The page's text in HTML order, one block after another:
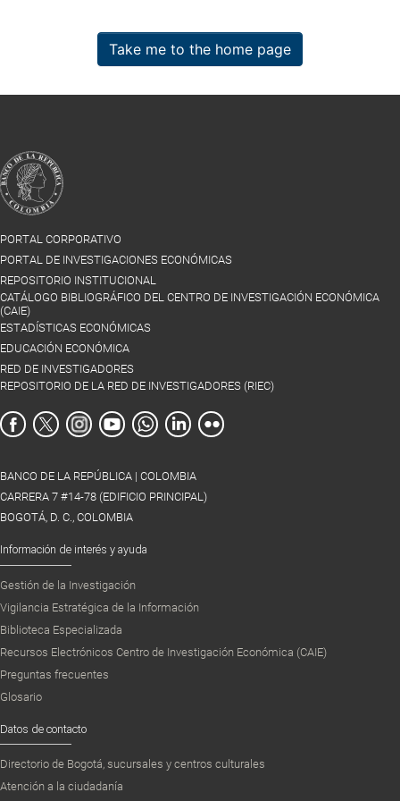
Take me to the home page
PORTAL CORPORATIVO
PORTAL DE INVESTIGACIONES ECONÓMICAS
REPOSITORIO INSTITUCIONAL
CATÁLOGO BIBLIOGRÁFICO DEL CENTRO DE INVESTIGACIÓN ECONÓMICA
(CAIE)
ESTADÍSTICAS ECONÓMICAS
EDUCACIÓN ECONÓMICA
RED DE INVESTIGADORES
REPOSITORIO DE LA RED DE INVESTIGADORES (RIEC)
BANCO DE LA REPÚBLICA | COLOMBIA
CARRERA 7 #14-78 (EDIFICIO PRINCIPAL)
BOGOTÁ, D. C., COLOMBIA
Información de interés y ayuda
Gestión de la Investigación
Vigilancia Estratégica de la Información
Biblioteca Especializada
Recursos Electrónicos Centro de Investigación Económica (CAIE)
Preguntas frecuentes
Glosario
Datos de contacto
Directorio de Bogotá, sucursales y centros culturales
Atención a la ciudadanía